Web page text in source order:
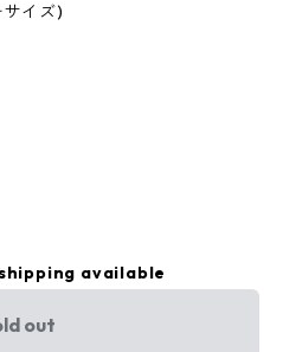
イズ)
available
out